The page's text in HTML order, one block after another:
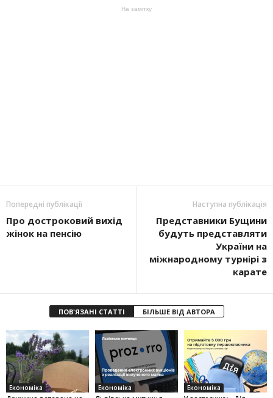
На замітку
Попередні публікації
Про достроковий вихід
жінок на пенсію
Наступна публікація
Представники Бущини
будуть представляти
України на
міжнародному турнірі з
карате
ПОВ'ЯЗАНІ СТАТТІ БІЛЬШЕ ВІД АВТОРА
Економіка Економіка Економіка